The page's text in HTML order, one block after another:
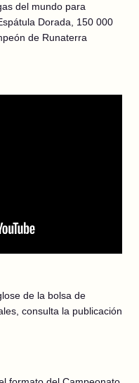
del mundo para
Dorada, 150 000
de Runaterra
de la bolsa de
consulta la publicación